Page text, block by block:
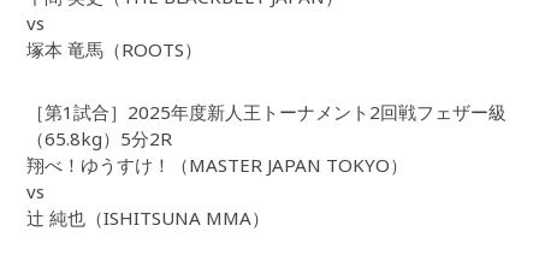
vs
塚本 竜馬（ROOTS）
［第1試合］2025年度新人王トーナメント2回戦フェザー級
（65.8kg）5分2R
翔べ！ゆうすけ！（MASTER JAPAN TOKYO）
vs
辻 純也（ISHITSUNA MMA）